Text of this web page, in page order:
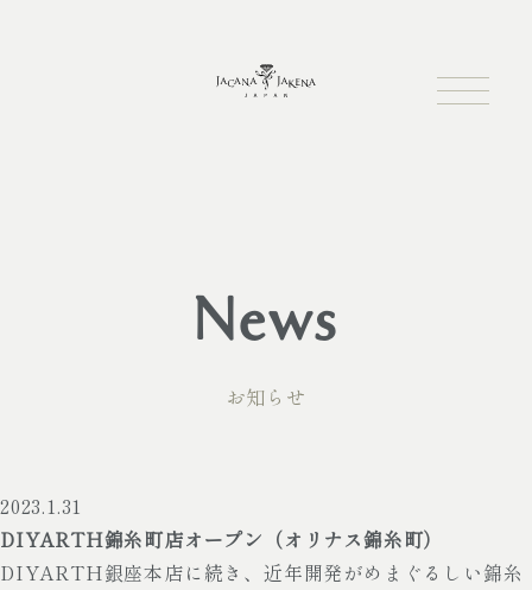
News
お知らせ
2023.1.31
DIYARTH錦糸町店オープン（オリナス錦糸町）
DIYARTH銀座本店に続き、近年開発がめまぐるしい錦糸